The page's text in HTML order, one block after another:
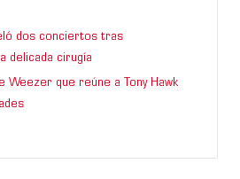
dos conciertos tras
delicada cirugía
Weezer que reúne a Tony Hawk